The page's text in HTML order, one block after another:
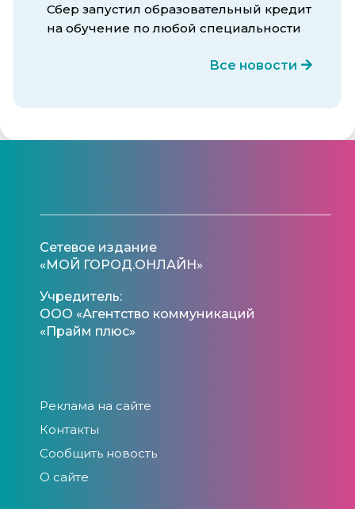
Сбер запустил образовательный кредит
на обучение по любой специальности
Все новости
Сетевое издание
«МОЙ ГОРОД.ОНЛАЙН»
Учредитель:
ООО «Агентство коммуникаций
«Прайм плюс»
Реклама на сайте
Контакты
Сообщить новость
О сайте